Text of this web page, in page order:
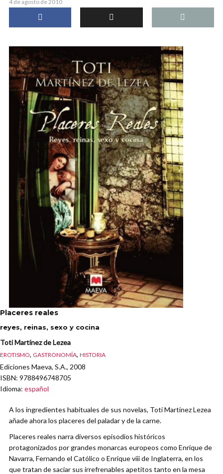
4 de agosto de 2010
Placeres reales
reyes, reinas, sexo y cocina
Toti Martínez de Lezea
EROTISMO, GASTRONOMÍA, HISTORIA
Ediciones Maeva, S.A., 2008
ISBN: 9788496748705
Idioma: español
A los ingredientes habituales de sus novelas, Toti Martínez Lezea
añade ahora los placeres del paladar y de la carne.
Placeres reales narra diversos episodios históricos
protagonizados por grandes monarcas europeos como Enrique de
Navarra, Fernando el Católico o Enrique viii de Inglaterra, en los
que tratan de saciar sus irrefrenables apetitos tanto en la mesa